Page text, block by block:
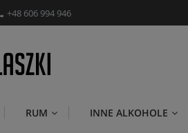
+48 606 994 946
RUM INNE ALKOHOLE